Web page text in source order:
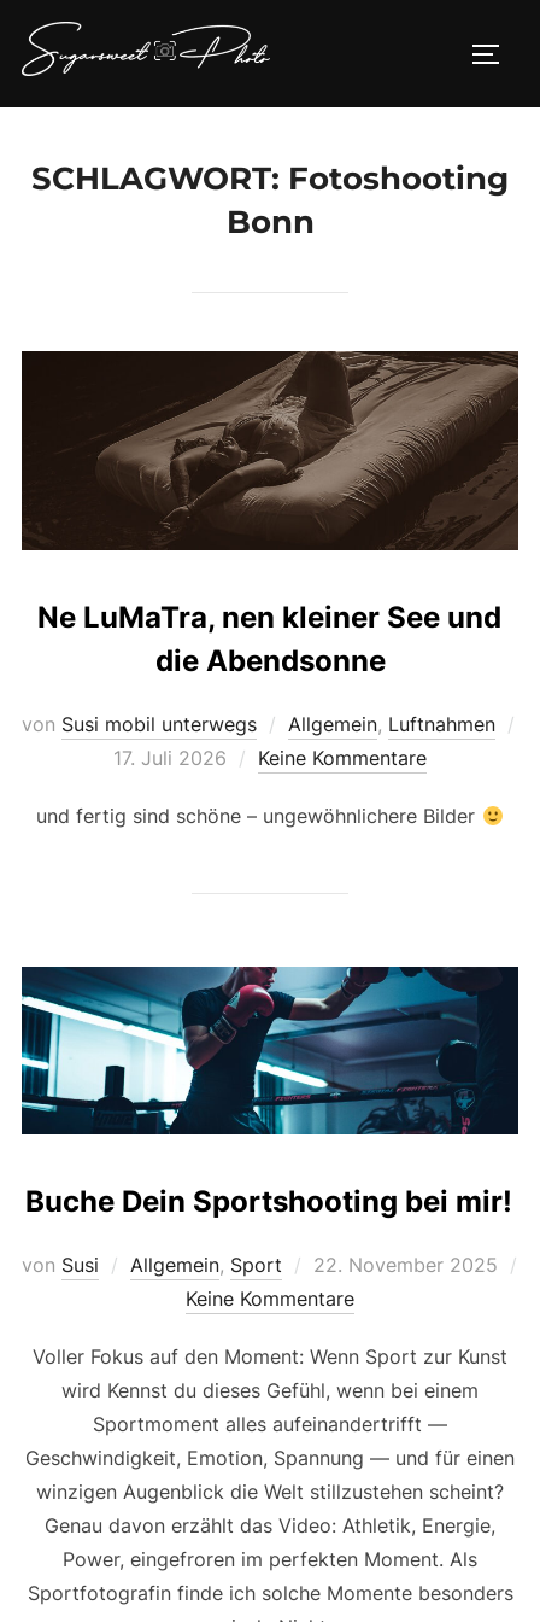
Inhalt
springen
SCHLAGWORT: Fotoshooting
Bonn
Ne LuMaTra, nen kleiner See und
die Abendsonne
von Susi mobil unterwegs Allgemein, Luftnahmen
Veröffentlicht
17. Juli 2026 Keine Kommentare
und fertig sind schöne – ungewöhnlichere Bilder
Buche Dein Sportshooting bei mir!
von Susi Allgemein, Sport
Veröffentlicht
am
22. November 2025
Keine Kommentare
Voller Fokus auf den Moment: Wenn Sport zur Kunst
wird Kennst du dieses Gefühl, wenn bei einem
Sportmoment alles aufeinandertrifft —
Geschwindigkeit, Emotion, Spannung — und für einen
winzigen Augenblick die Welt stillzustehen scheint?
Genau davon erzählt das Video: Athletik, Energie,
Power, eingefroren im perfekten Moment. Als
Sportfotografin finde ich solche Momente besonders